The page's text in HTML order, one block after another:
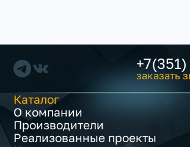
заказать
Каталог
О компании
Производители
Реализованные проекты